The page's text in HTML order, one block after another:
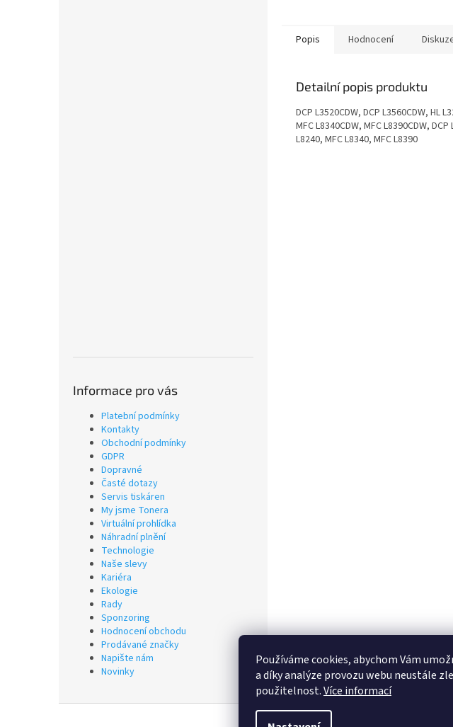
Používáme cookies, abychom Vám
a díky analýze provozu webu neustále
použitelnost.Více informací
Informace pro vás
Platební podmínky
Kontakty
Obchodní podmínky
GDPR
Dopravné
Časté dotazy
Servis tiskáren
My jsme Tonera
Virtuální prohlídka
Náhradní plnění
Technologie
Naše slevy
Kariéra
Ekologie
Rady
Sponzoring
Hodnocení obchodu
Prodávané značky
Napište nám
Novinky
Popis Hodnocení
Detailní popis produktu
DCP L3520CDW, DCP L3560CDW, HL
MFC L8340CDW, MFC L8390CDW,
L8240, MFC L8340, MFC L8390